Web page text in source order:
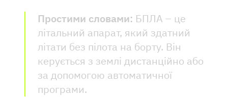
Простими словами: БПЛА – це
літальний апарат, який здатний
літати без пілота на борту. Він
керується з землі дистанційно або
за допомогою автоматичної
програми.